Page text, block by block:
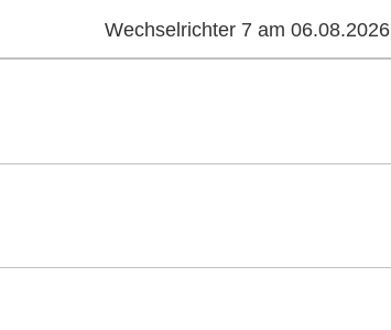
Wechselrichter 7 am 06.08.2026